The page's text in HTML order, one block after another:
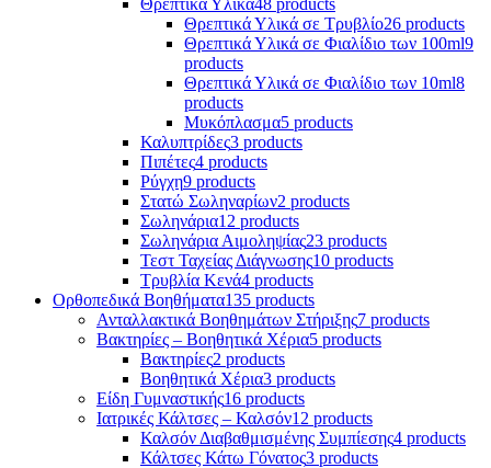
Θρεπτικά Υλικά σε Τρυβλίο26 products
Θρεπτικά Υλικά σε Φιαλίδιο των 100ml9
products
Θρεπτικά Υλικά σε Φιαλίδιο των 10ml8
products
Μυκόπλασμα5 products
Καλυπτρίδες3 products
Πιπέτες4 products
Ρύγχη9 products
Στατώ Σωληναρίων2 products
Σωληνάρια12 products
Σωληνάρια Αιμοληψίας23 products
Τεστ Ταχείας Διάγνωσης10 products
Τρυβλία Κενά4 products
Ορθοπεδικά Βοηθήματα135 products
Ανταλλακτικά Βοηθημάτων Στήριξης7 products
Βακτηρίες – Βοηθητικά Χέρια5 products
Βακτηρίες2 products
Βοηθητικά Χέρια3 products
Είδη Γυμναστικής16 products
Ιατρικές Κάλτσες – Καλσόν12 products
Καλσόν Διαβαθμισμένης Συμπίεσης4 products
Κάλτσες Κάτω Γόνατος3 products